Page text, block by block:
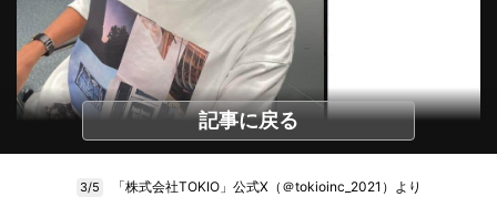
記事に戻る
3/5 「株式会社TOKIO」公式X（＠tokioinc_2021）より